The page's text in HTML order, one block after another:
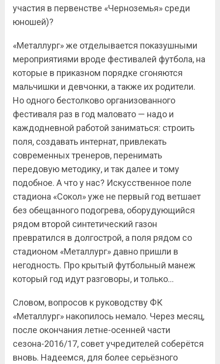
участия в первенстве «Черноземья» среди
юношей)?
«Металлург» же отделывается показушными
мероприятиями вроде фестивалей футбола, на
которые в приказном порядке сгоняются
мальчишки и девчонки, а также их родители.
Но одного бестолково организованного
фестиваля раз в год маловато — надо и
каждодневной работой заниматься: строить
поля, создавать интернат, привлекать
современных тренеров, перенимать
передовую методику, и так далее и тому
подобное. А что у нас? Искусственное поле
стадиона «Сокол» уже не первый год ветшает
без обещанного подогрева, оборудующийся
рядом второй синтетический газон
превратился в долгострой, а поля рядом со
стадионом «Металлург» давно пришли в
негодность. Про крытый футбольный манеж
который год идут разговоры, и только…
Словом, вопросов к руководству ФК
«Металлург» накопилось немало. Через месяц,
после окончания летне-осенней части
сезона-2016/17, совет учредителей соберётся
вновь. Надеемся, для более серьёзного